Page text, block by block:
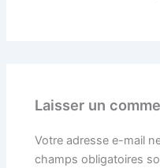
Laisser un
Votre adresse e-mail
champs obligatoires